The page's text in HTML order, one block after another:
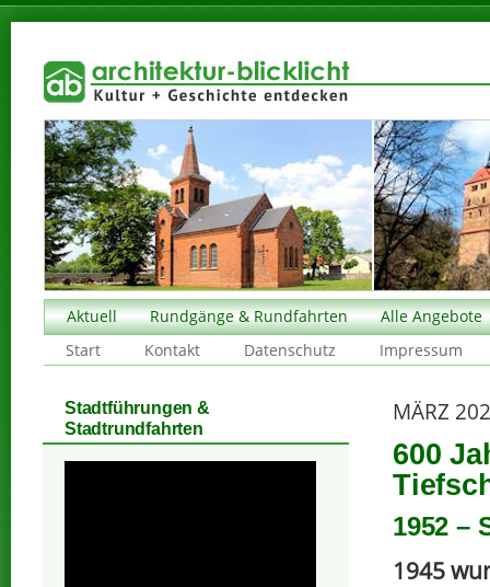
Aktuell Rundgänge & Rundfahrten
Alle Angebote
Start
Kontakt Datenschutz Impressum
MÄRZ
600
1952 –
1945
Stadtführungen &
Stadtrundfahrten